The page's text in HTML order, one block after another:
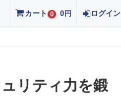
カート 0 0 円 ログイン
リティ力を鍛